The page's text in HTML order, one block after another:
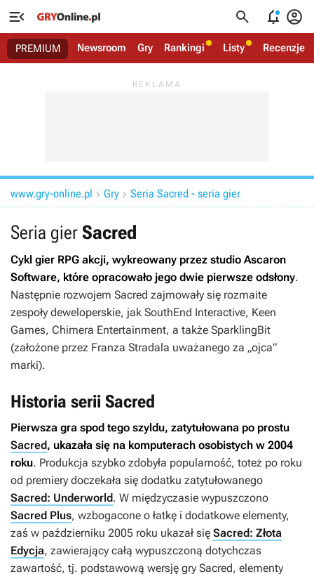
   
PREMIUM Newsroom Gry Rankingi Listy Recenzje
www.gry-online.pl  Gry  Seria Sacred - seria gier
Seria gierSacred
Cykl gier RPG akcji, wykreowany przez studio Ascaron
Software, które opracowało jego dwie pierwsze odsłony.
Następnie rozwojem Sacred zajmowały się rozmaite
zespoły deweloperskie, jak SouthEnd Interactive, Keen
Games, Chimera Entertainment, a także SparklingBit
(założone przez Franza Stradala uważanego za „ojca”
marki).
Historia serii Sacred
Pierwsza gra spod tego szyldu, zatytułowana po prostu
Sacred, ukazała się na komputerach osobistych w 2004
roku. Produkcja szybko zdobyła popularność, toteż po roku
od premiery doczekała się dodatku zatytułowanego
Sacred: Underworld. W międzyczasie wypuszczono
Sacred Plus, wzbogacone o łatkę i dodatkowe elementy,
zaś w październiku 2005 roku ukazał się Sacred: Złota
Edycja, zawierający całą wypuszczoną dotychczas
zawartość, tj. podstawową wersję gry Sacred, elementy